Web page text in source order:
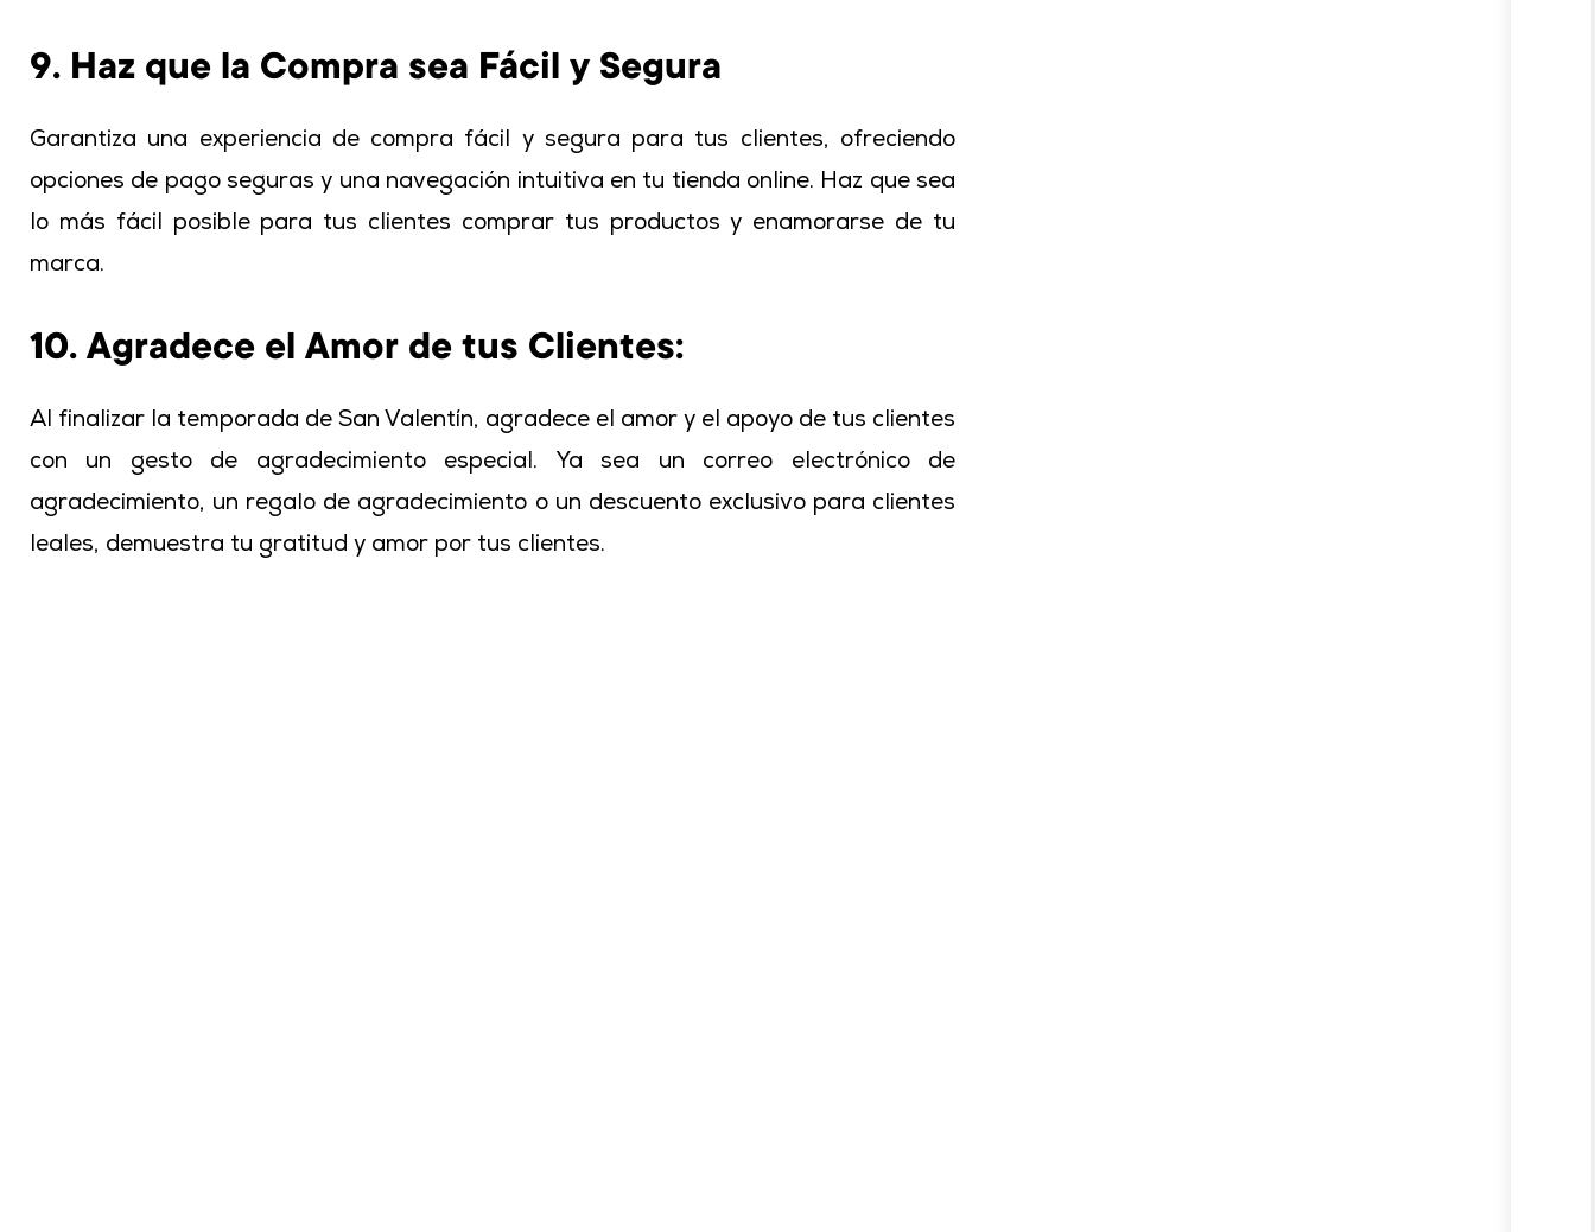
9. Haz que la Compra sea Fácil y Segura
Garantiza una experiencia de compra fácil y segura para tus clientes, ofreciendo
opciones de pago seguras y una navegación intuitiva en tu tienda online. Haz que sea
lo más fácil posible para tus clientes comprar tus productos y enamorarse de tu
marca.
10. Agradece el Amor de tus Clientes:
Al finalizar la temporada de San Valentín, agradece el amor y el apoyo de tus clientes
con un gesto de agradecimiento especial. Ya sea un correo electrónico de
agradecimiento, un regalo de agradecimiento o un descuento exclusivo para clientes
leales, demuestra tu gratitud y amor por tus clientes.